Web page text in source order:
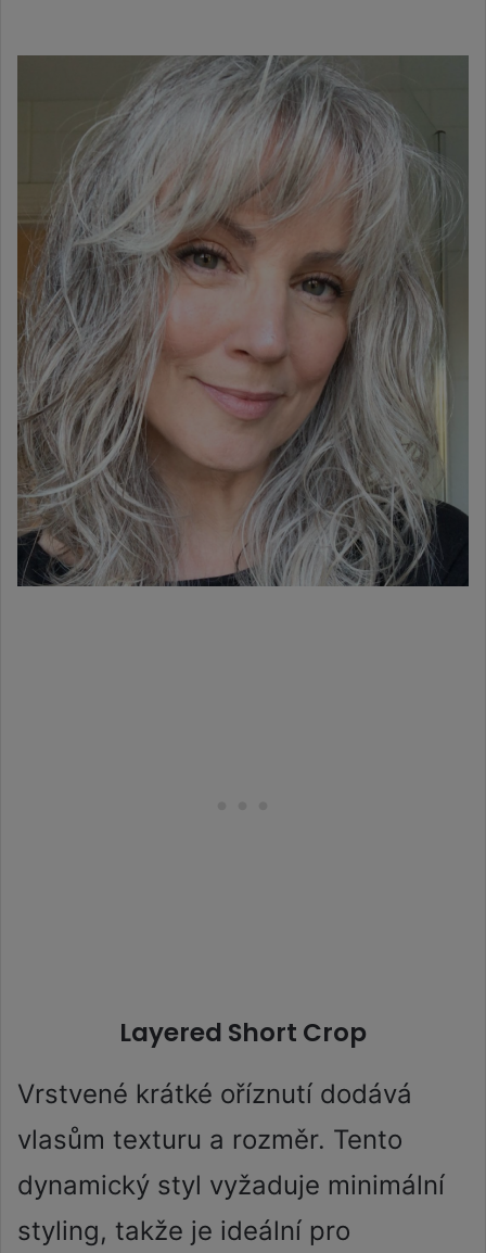
Layered Short Crop
Vrstvené krátké oříznutí dodává
vlasům texturu a rozměr. Tento
dynamický styl vyžaduje minimální
styling, takže je ideální pro